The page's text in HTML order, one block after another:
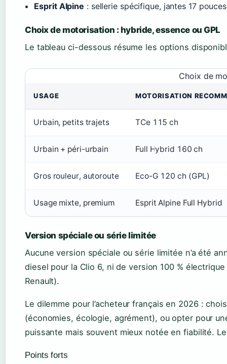
Esprit Alpine : sellerie spécifique, jantes 17
Choix de motorisation : hybride, essence ou GPL
Le tableau ci-dessous résume les options
Choix de
USAGE MOTORISATION
Urbain, petits trajets TCe 115 ch
Urbain + péri-urbain Full Hybrid 160 ch
Gros rouleur, autoroute Eco-G 120 ch (GPL)
Usage mixte, premium Esprit Alpine Full Hybrid
Version spéciale ou série limitée
Aucune version spéciale ou série limitée n’a été
diesel pour la Clio 6, ni de version 100 %
Renault).
Le dilemme pour l’acheteur français en 2026 :
(économies, écologie, agrément), ou opter pour
puissante mais souvent mieux notée en fiabilité.
Points forts